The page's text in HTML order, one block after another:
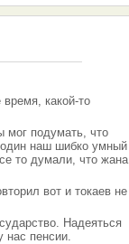
какой-то
подумать, что
один наш шибко умный
то думали, что жана
вот и токаев не
Надеяться
нас пенсии.